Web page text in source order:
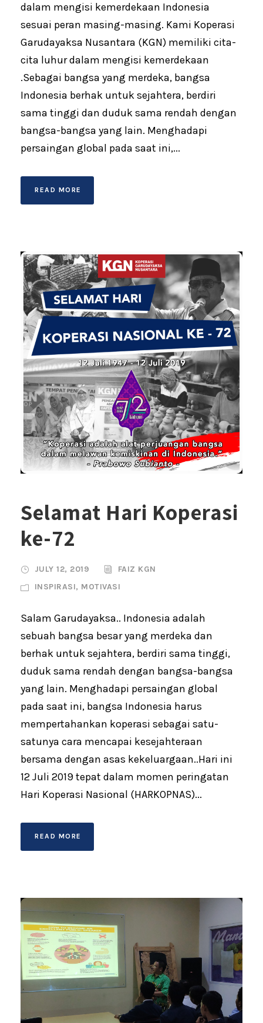
dalam mengisi kemerdekaan Indonesia
sesuai peran masing-masing. Kami Koperasi
Garudayaksa Nusantara (KGN) memiliki cita-
cita luhur dalam mengisi kemerdekaan
.Sebagai bangsa yang merdeka, bangsa
Indonesia berhak untuk sejahtera, berdiri
sama tinggi dan duduk sama rendah dengan
bangsa-bangsa yang lain. Menghadapi
persaingan global pada saat ini,...
READ MORE
Selamat Hari Koperasi
ke-72
JULY 12, 2019
FAIZ KGN
INSPIRASI, MOTIVASI
Salam Garudayaksa.. Indonesia adalah
sebuah bangsa besar yang merdeka dan
berhak untuk sejahtera, berdiri sama tinggi,
duduk sama rendah dengan bangsa-bangsa
yang lain. Menghadapi persaingan global
pada saat ini, bangsa Indonesia harus
mempertahankan koperasi sebagai satu-
satunya cara mencapai kesejahteraan
bersama dengan asas kekeluargaan..Hari ini
12 Juli 2019 tepat dalam momen peringatan
Hari Koperasi Nasional (HARKOPNAS)...
READ MORE